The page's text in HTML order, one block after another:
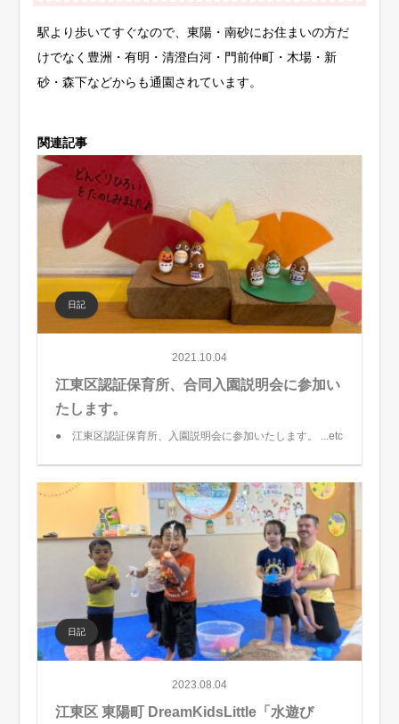
駅より歩いてすぐなので、東陽・南砂にお住まいの方だ
けでなく豊洲・有明・清澄白河・門前仲町・木場・新
砂・森下などからも通園されています。
関連記事
日記
2021.10.04
江東区認証保育所、合同入園説明会に参加い
たします。
● 江東区認証保育所、入園説明会に参加いたします。 ...etc
日記
2023.08.04
江東区 東陽町 DreamKidsLittle「水遊び